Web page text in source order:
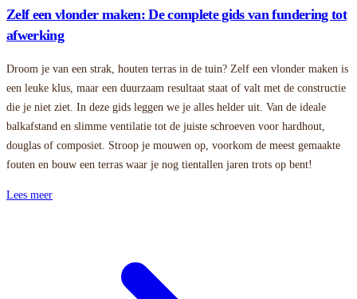
Zelf een vlonder maken: De complete gids van fundering tot
afwerking
Droom je van een strak, houten terras in de tuin? Zelf een vlonder maken is
een leuke klus, maar een duurzaam resultaat staat of valt met de constructie
die je niet ziet. In deze gids leggen we je alles helder uit. Van de ideale
balkafstand en slimme ventilatie tot de juiste schroeven voor hardhout,
douglas of composiet. Stroop je mouwen op, voorkom de meest gemaakte
fouten en bouw een terras waar je nog tientallen jaren trots op bent!
Lees meer